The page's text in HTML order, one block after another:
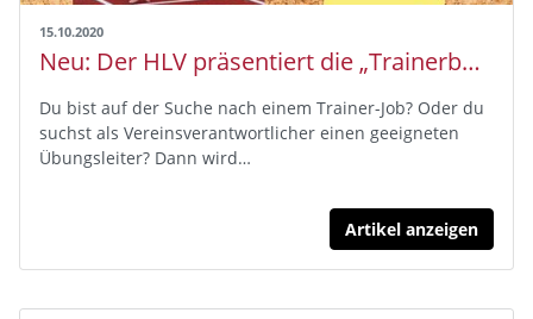
15.10.2020
Neu: Der HLV präsentiert die „Trainerbörse“ als neues Tool
Du bist auf der Suche nach einem Trainer-Job? Oder du
suchst als Vereinsverantwortlicher einen geeigneten
Übungsleiter? Dann wird…
Artikel anzeigen